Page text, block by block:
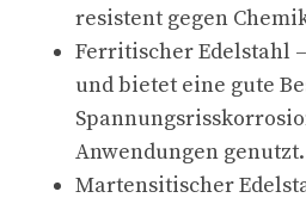
resistent gegen
Ferritischer Edelstahl
und bietet eine gute
Anwendungen genutzt.
Martensitischer